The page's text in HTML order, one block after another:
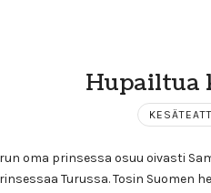
Hupailtua
oma prinsessa osuu oivasti
Turussa. Tosin Suomen